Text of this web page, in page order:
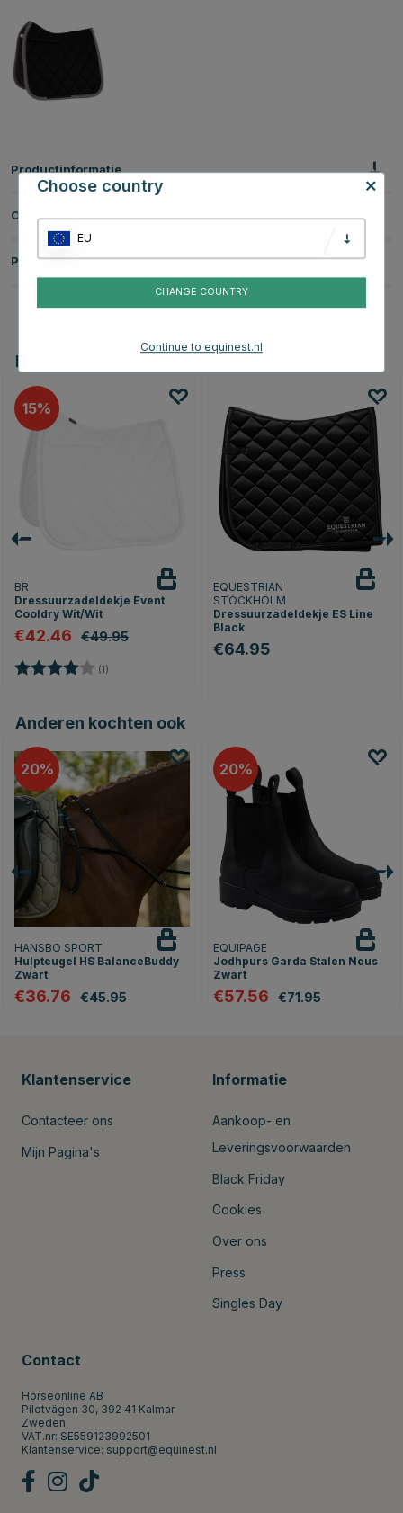
Productinformatie
Over het Merk
Productbeoordelingen
Dit vind je misschien ook leuk
15
BR
Dressuurzadeldekje Event
Cooldry Wit/Wit
€42.46 €49.95
Beoordeling: (1)
EQUESTRIAN
STOCKHOLM
Dressuurzadeldekje ES Line
Black
€64.95
Anderen kochten ook
20
HANSBO SPORT
Hulpteugel HS BalanceBuddy
Zwart
€36.76 €45.95
20
EQUIPAGE
Jodhpurs Garda Stalen Neus
Zwart
€57.56 €71.95
Klantenservice
Contacteer ons
Mijn Pagina's
Informatie
Aankoop- en
Leveringsvoorwaarden
Black Friday
Cookies
Over ons
Press
Singles Day
Contact
Horseonline AB
Pilotvägen 30, 392 41 Kalmar
Zweden
VAT.nr: SE559123992501
Klantenservice: support@equinest.nl
Choose country
EU
CHANGE COUNTRY
Continue to equinest.nl